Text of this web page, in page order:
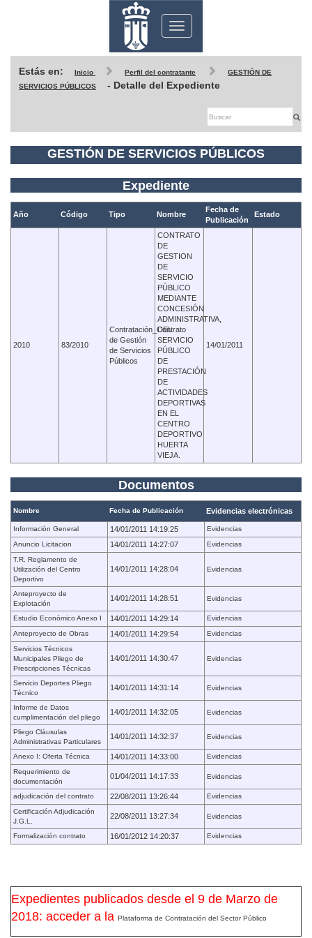
Toggle
navigation
Estás en: Inicio Perfil del contratante
GESTIÓN DE
SERVICIOS PÚBLICOS
- Detalle del Expediente
GESTIÓN DE SERVICIOS PÚBLICOS
Expediente
Año Código Tipo Nombre
Fecha de
Publicación
Estado
2010 83/2010
Contratación_Contrato
de Gestión
de Servicios
Públicos
CONTRATO
DE
GESTION
DE
SERVICIO
PÚBLICO
MEDIANTE
CONCESIÓN
ADMINISTRATIVA,
DEL
SERVICIO
PÚBLICO
DE
PRESTACIÓN
DE
ACTIVIDADES
DEPORTIVAS
EN EL
CENTRO
DEPORTIVO
HUERTA
VIEJA.
14/01/2011
Documentos
Nombre Fecha de Publicación Evidencias electrónicas
Información General 14/01/2011 14:19:25
Evidencias
Anuncio Licitacion
14/01/2011 14:27:07
Evidencias
T.R. Reglamento de
Utilización del Centro
Deportivo
14/01/2011 14:28:04 Evidencias
Anteproyecto de
Explotación
14/01/2011 14:28:51 Evidencias
Estudio Económico Anexo I 14/01/2011 14:29:14
Evidencias
Anteproyecto de Obras
14/01/2011 14:29:54
Evidencias
Servicios Técnicos
Municipales Pliego de
Prescripciones Técnicas
14/01/2011 14:30:47 Evidencias
Servicio Deportes Pliego
Técnico
14/01/2011 14:31:14 Evidencias
Informe de Datos
cumplimentación del pliego
14/01/2011 14:32:05 Evidencias
Pliego Cláusulas
Administrativas Particulares
14/01/2011 14:32:37 Evidencias
Anexo I: Oferta Técnica 14/01/2011 14:33:00
Evidencias
Requerimiento de
documentación
01/04/2011 14:17:33 Evidencias
adjudicación del contrato 22/08/2011 13:26:44
Evidencias
Certificación Adjudicación
J.G.L.
22/08/2011 13:27:34 Evidencias
Formalización contrato 16/01/2012 14:20:37 Evidencias
Expedientes publicados desde el 9 de Marzo de
2018: acceder a la Plataforma de Contratación del Sector Público